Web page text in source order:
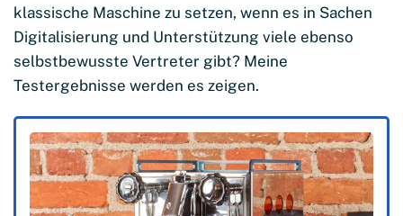
klassische Maschine zu setzen, wenn es in Sachen
Digitalisierung und Unterstützung viele ebenso
selbstbewusste Vertreter gibt? Meine
Testergebnisse werden es zeigen.